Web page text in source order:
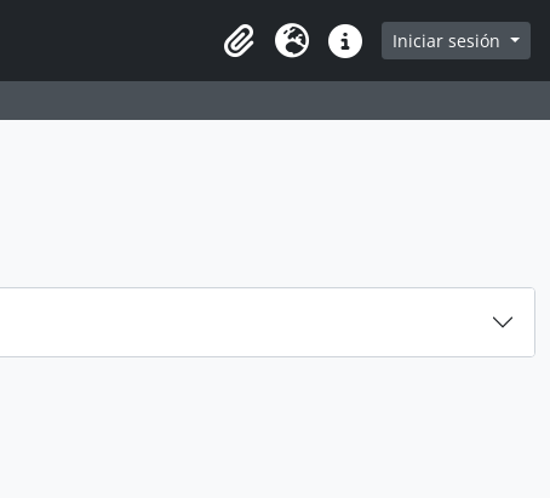
Portapapeles
Idioma Enlaces rápidos
Iniciar sesión